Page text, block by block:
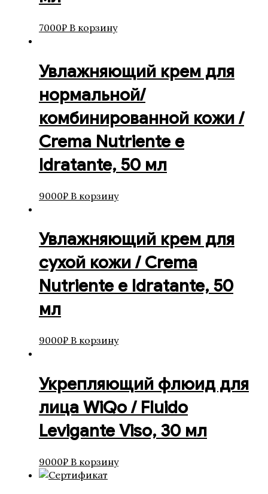
7000₽ В корзину
Увлажняющий крем для
нормальной/
комбинированной кожи /
Crema Nutriente e
Idratante, 50 мл
9000₽ В корзину
Увлажняющий крем для
сухой кожи / Crema
Nutriente e Idratante, 50
мл
9000₽ В корзину
Укрепляющий флюид для
лица WiQo / Fluido
Levigante Viso, 30 мл
9000₽ В корзину